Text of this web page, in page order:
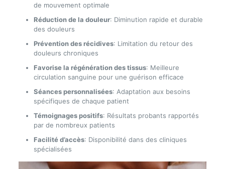
de mouvement optimale
Réduction de la douleur: Diminution rapide et durable
des douleurs
Prévention des récidives: Limitation du retour des
douleurs chroniques
Favorise la régénération des tissus: Meilleure
circulation sanguine pour une guérison efficace
Séances personnalisées: Adaptation aux besoins
spécifiques de chaque patient
Témoignages positifs: Résultats probants rapportés
par de nombreux patients
Facilité d’accès: Disponibilité dans des cliniques
spécialisées